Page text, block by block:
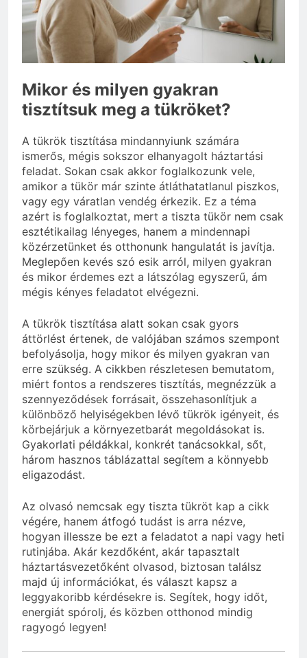
3 Nap Ezelőtt
Mikor és milyen gyakran
tisztítsuk meg a tükröket?
A tükrök tisztítása mindannyiunk számára
ismerős, mégis sokszor elhanyagolt háztartási
feladat. Sokan csak akkor foglalkozunk vele,
amikor a tükör már szinte átláthatatlanul piszkos,
vagy egy váratlan vendég érkezik. Ez a téma
azért is foglalkoztat, mert a tiszta tükör nem csak
esztétikailag lényeges, hanem a mindennapi
közérzetünket és otthonunk hangulatát is javítja.
Meglepően kevés szó esik arról, milyen gyakran
és mikor érdemes ezt a látszólag egyszerű, ám
mégis kényes feladatot elvégezni.
A tükrök tisztítása alatt sokan csak gyors
áttörlést értenek, de valójában számos szempont
befolyásolja, hogy mikor és milyen gyakran van
erre szükség. A cikkben részletesen bemutatom,
miért fontos a rendszeres tisztítás, megnézzük a
szennyeződések forrásait, összehasonlítjuk a
különböző helyiségekben lévő tükrök igényeit, és
körbejárjuk a környezetbarát megoldásokat is.
Gyakorlati példákkal, konkrét tanácsokkal, sőt,
három hasznos táblázattal segítem a könnyebb
eligazodást.
Az olvasó nemcsak egy tiszta tükröt kap a cikk
végére, hanem átfogó tudást is arra nézve,
hogyan illessze be ezt a feladatot a napi vagy heti
rutinjába. Akár kezdőként, akár tapasztalt
háztartásvezetőként olvasod, biztosan találsz
majd új információkat, és választ kapsz a
leggyakoribb kérdésekre is. Segítek, hogy időt,
energiát spórolj, és közben otthonod mindig
ragyogó legyen!